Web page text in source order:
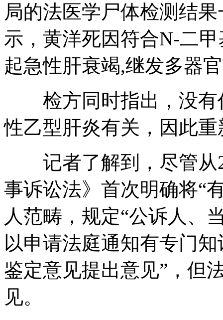
局的法医学尸体检测结
示，黄洋死因符合N-二
起急性肝衰竭,继发多器
检方同时指出，没有
性乙型肝炎有关，因此
记者了解到，尽管从
事诉讼法》首次明确将“
人范畴，规定“公诉人、
以申请法庭通知有专门
鉴定意见提出意见”，但
见。